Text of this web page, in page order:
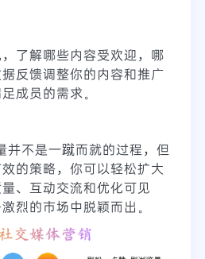
了解哪些内容受欢迎，哪
反馈调整你的内容和推广
成员的需求。
并不是一蹴而就的过程，但
的策略，你可以轻松扩大
、互动交流和优化可见
烈的市场中脱颖而出。